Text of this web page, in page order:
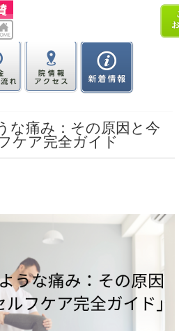
痛み：その原因と今
ケア完全ガイド